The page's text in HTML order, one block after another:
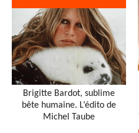
Brigitte Bardot, sublime
bête humaine. L’édito de
Michel Taube